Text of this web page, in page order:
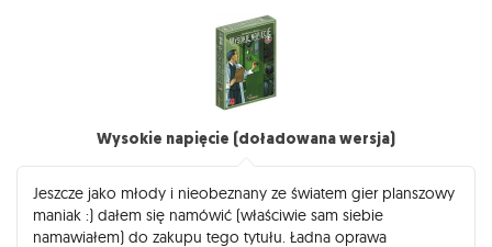
Wysokie napięcie (doładowana wersja)
Jeszcze jako młody i nieobeznany ze światem gier planszowy
maniak :) dałem się namówić (właściwie sam siebie
namawiałem) do zakupu tego tytułu. Ładna oprawa